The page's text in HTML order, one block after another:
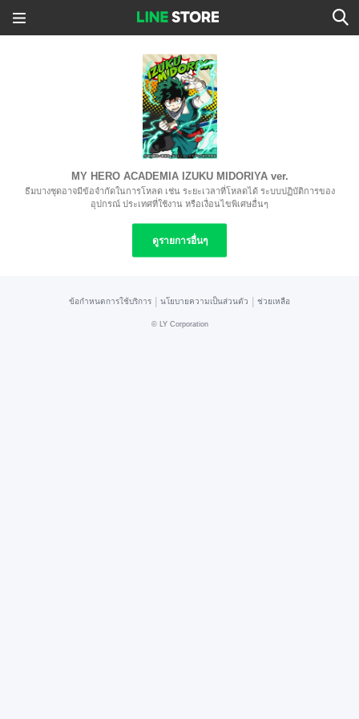
MY HERO ACADEMIA IZUKU MIDORIYA ver.
ธีมบางชุดอาจมีข้อจำกัดในการโหลด เช่น ระยะเวลาที่โหลดได้ ระบบปฏิบัติการของ
อุปกรณ์ ประเทศที่ใช้งาน หรือเงื่อนไขพิเศษอื่นๆ
ดูรายการอื่นๆ
ข้อกำหนดการใช้บริการ นโยบายความเป็นส่วนตัว ช่วยเหลือ
© LY Corporation